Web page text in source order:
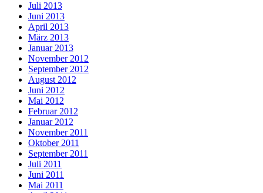
Juli 2013
Juni 2013
April 2013
März 2013
Januar 2013
November 2012
September 2012
August 2012
Juni 2012
Mai 2012
Februar 2012
Januar 2012
November 2011
Oktober 2011
September 2011
Juli 2011
Juni 2011
Mai 2011